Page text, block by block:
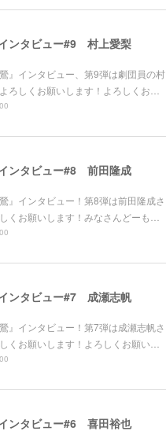
インタビュー#9 村上愛梨
』インタビュー、第9弾は劇団員の村
ろしくお願いします！よろしくお…
インタビュー#8 前田隆成
』インタビュー！第8弾は前田隆成さ
くお願いします！みなさんどーも…
インタビュー#7 成瀬志帆
』インタビュー！第7弾は成瀬志帆さ
くお願いします！よろしくお願い…
インタビュー#6 喜田裕也